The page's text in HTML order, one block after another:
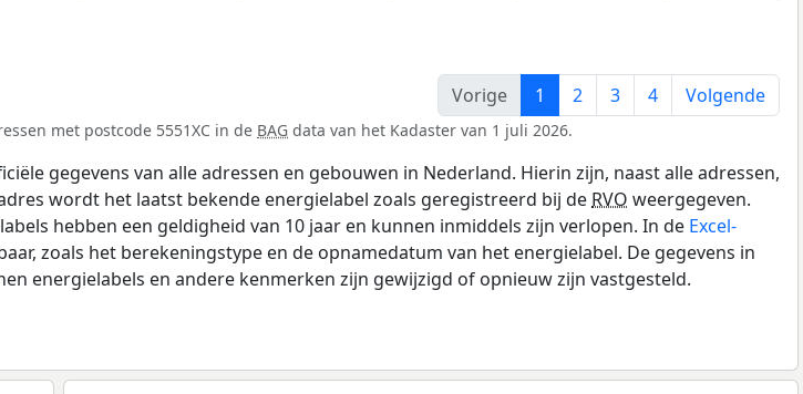
Vorige
1 2 3 4 Volgende
met postcode 5551XC in de BAG data van het Kadaster van 1 juli 2026.
gegevens van alle adressen en gebouwen in Nederland. Hierin zijn, naast alle adressen,
wordt het laatst bekende energielabel zoals geregistreerd bij de RVO weergegeven.
hebben een geldigheid van 10 jaar en kunnen inmiddels zijn verlopen. In de Excel-
zoals het berekeningstype en de opnamedatum van het energielabel. De gegevens in
energielabels en andere kenmerken zijn gewijzigd of opnieuw zijn vastgesteld.